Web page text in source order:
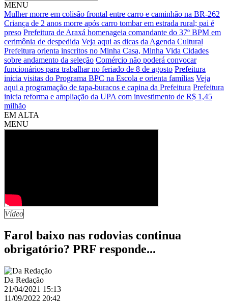
MENU
Mulher morre em colisão frontal entre carro e caminhão na BR-262
Criança de 2 anos morre após carro tombar em estrada rural; pai é
preso Prefeitura de Araxá homenageia comandante do 37º BPM em
cerimônia de despedida Veja aqui as dicas da Agenda Cultural
Prefeitura orienta inscritos no Minha Casa, Minha Vida Cidades
sobre andamento da seleção Comércio não poderá convocar
funcionários para trabalhar no feriado de 8 de agosto Prefeitura
inicia visitas do Programa BPC na Escola e orienta famílias Veja
aqui a programação de tapa-buracos e capina da Prefeitura Prefeitura
inicia reforma e ampliação da UPA com investimento de R$ 1,45
milhão
EM ALTA
MENU
Vídeo
Farol baixo nas rodovias continua
obrigatório? PRF responde...
Da Redação
21/04/2021 15:13
11/09/2022 20:42